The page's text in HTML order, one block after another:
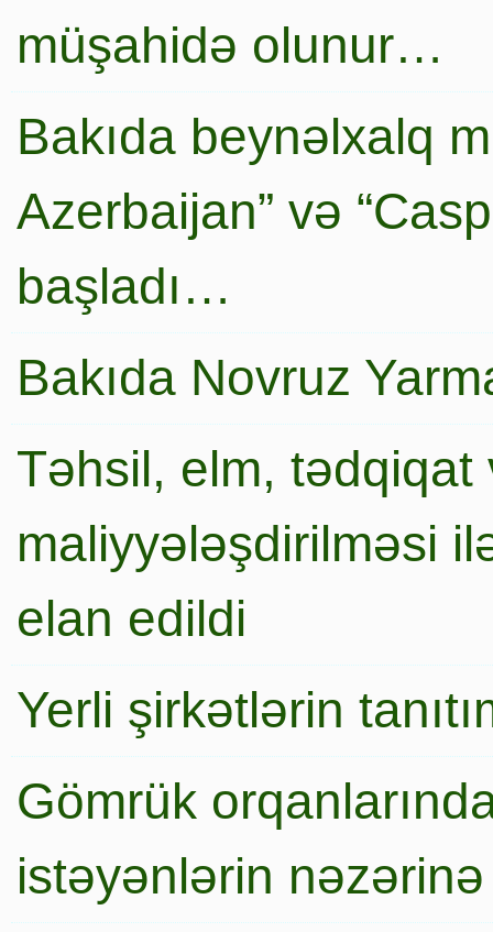
müşahidə olunur…
Bakıda beynəlxalq
Azerbaijan” və
başladı…
Bakıda Novruz
Təhsil, elm,
maliyyələşdirilməsi
elan edildi
Yerli şirkətlərin
Gömrük
istəyənlərin nəzərinə